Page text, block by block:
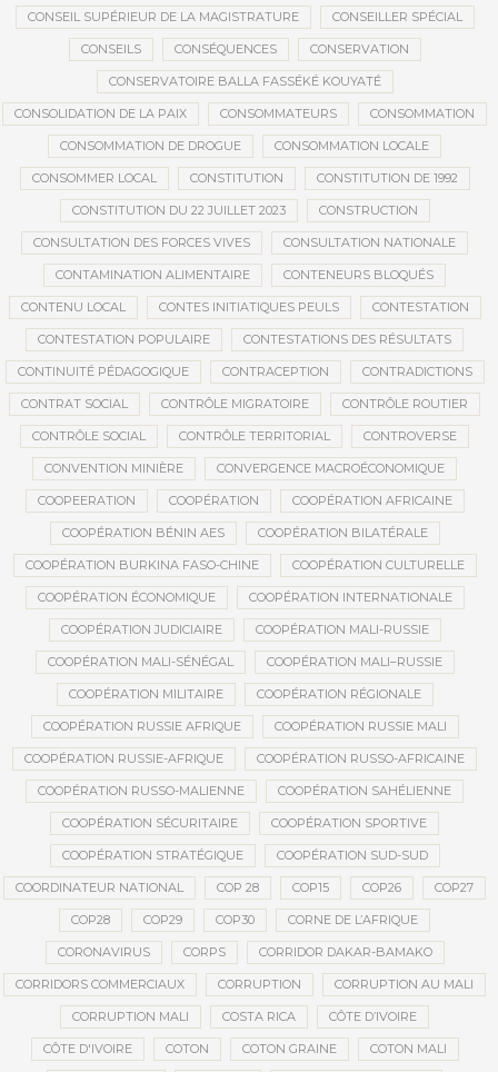
CONSEIL SUPÉRIEUR DE LA MAGISTRATURE CONSEILLER SPÉCIAL
CONSEILS CONSÉQUENCES CONSERVATION
CONSERVATOIRE BALLA FASSÉKÉ KOUYATÉ
CONSOLIDATION DE LA PAIX CONSOMMATEURS CONSOMMATION
CONSOMMATION DE DROGUE CONSOMMATION LOCALE
CONSOMMER LOCAL CONSTITUTION CONSTITUTION DE 1992
CONSTITUTION DU 22 JUILLET 2023 CONSTRUCTION
CONSULTATION DES FORCES VIVES CONSULTATION NATIONALE
CONTAMINATION ALIMENTAIRE CONTENEURS BLOQUÉS
CONTENU LOCAL CONTES INITIATIQUES PEULS CONTESTATION
CONTESTATION POPULAIRE CONTESTATIONS DES RÉSULTATS
CONTINUITÉ PÉDAGOGIQUE CONTRACEPTION CONTRADICTIONS
CONTRAT SOCIAL CONTRÔLE MIGRATOIRE CONTRÔLE ROUTIER
CONTRÔLE SOCIAL CONTRÔLE TERRITORIAL CONTROVERSE
CONVENTION MINIÈRE CONVERGENCE MACROÉCONOMIQUE
COOPEERATION COOPÉRATION COOPÉRATION AFRICAINE
COOPÉRATION BÉNIN AES COOPÉRATION BILATÉRALE
COOPÉRATION BURKINA FASO-CHINE COOPÉRATION CULTURELLE
COOPÉRATION ÉCONOMIQUE COOPÉRATION INTERNATIONALE
COOPÉRATION JUDICIAIRE COOPÉRATION MALI-RUSSIE
COOPÉRATION MALI-SÉNÉGAL COOPÉRATION MALI–RUSSIE
COOPÉRATION MILITAIRE COOPÉRATION RÉGIONALE
COOPÉRATION RUSSIE AFRIQUE COOPÉRATION RUSSIE MALI
COOPÉRATION RUSSIE-AFRIQUE COOPÉRATION RUSSO-AFRICAINE
COOPÉRATION RUSSO-MALIENNE COOPÉRATION SAHÉLIENNE
COOPÉRATION SÉCURITAIRE COOPÉRATION SPORTIVE
COOPÉRATION STRATÉGIQUE COOPÉRATION SUD-SUD
COORDINATEUR NATIONAL COP 28 COP15 COP26 COP27
COP28 COP29 COP30 CORNE DE L’AFRIQUE
CORONAVIRUS CORPS CORRIDOR DAKAR-BAMAKO
CORRIDORS COMMERCIAUX CORRUPTION CORRUPTION AU MALI
CORRUPTION MALI COSTA RICA CÔTE D’IVOIRE
CÔTE D'IVOIRE COTON COTON GRAINE COTON MALI